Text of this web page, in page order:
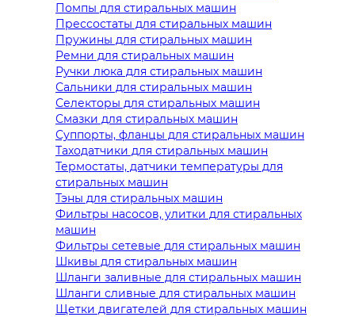
Помпы для стиральных машин
Прессостаты для стиральных машин
Пружины для стиральных машин
Ремни для стиральных машин
Ручки люка для стиральных машин
Сальники для стиральных машин
Селекторы для стиральных машин
Смазки для стиральных машин
Суппорты, фланцы для стиральных машин
Таходатчики для стиральных машин
Термостаты, датчики температуры для
стиральных машин
Тэны для стиральных машин
Фильтры насосов, улитки для стиральных
машин
Фильтры сетевые для стиральных машин
Шкивы для стиральных машин
Шланги заливные для стиральных машин
Шланги сливные для стиральных машин
Щетки двигателей для стиральных машин